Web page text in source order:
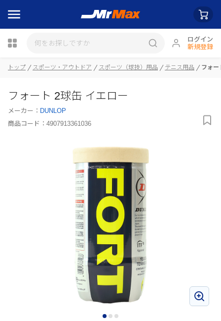
ログイン
新規登録
トップ スポーツ・アウトドア スポーツ（球技）用品 テニス用品 フォー
フォート 2球缶 イエロー
メーカー： DUNLOP
商品コード： 4907913361036